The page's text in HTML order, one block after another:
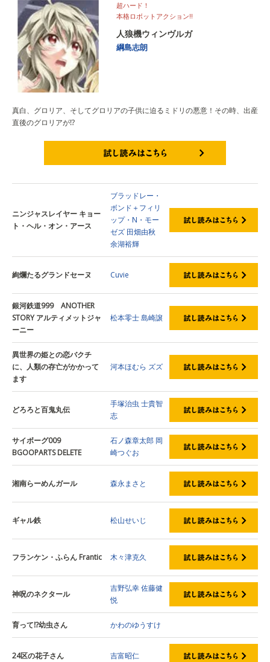
超ハード！
本格ロボットアクション‼
人狼機ウィンヴルガ
綱島志朗
真白、グロリア、そしてグロリアの子供に迫るミドリの悪意！その時、出産
直後のグロリアが⁉
ニンジャスレイヤー キョー
ト・ヘル・オン・アース
ブラッドレー・
ボンド＋フィリ
ップ・N・モー
ゼズ 田畑由秋
余湖裕輝
絢爛たるグランドセーヌ Cuvie
銀河鉄道999 ANOTHER
STORY アルティメットジャ
ーニー
松本零士島崎譲
異世界の姫との恋バクチ
に、人類の存亡がかかって
ます
河本ほむら ズズ
どろろと百鬼丸伝
手塚治虫士貴智
志
サイボーグ009
BGOOPARTS DELETE
石ノ森章太郎 岡
崎つぐお
湘南らーめんガール 森永まさと
ギャル鉄 松山せいじ
フランケン・ふらん Frantic 木々津克久
神呪のネクタール
吉野弘幸佐藤健
悦
育って⁉幼虫さん かわのゆうすけ
24区の花子さん 吉富昭仁